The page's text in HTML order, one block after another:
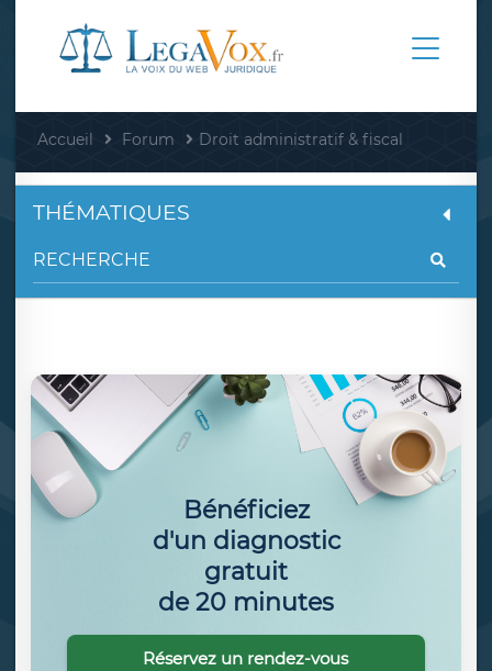
Accueil Forum Droit administratif & fiscal
THÉMATIQUES
Bénéficiez
d'un diagnostic
gratuit
de 20 minutes
Réservez un rendez-vous